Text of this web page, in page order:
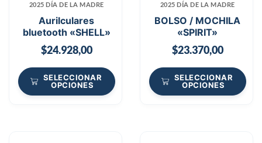
2025 DÍA DE LA MADRE
Aurilculares
bluetooth «SHELL»
$24.928,00
SELECCIONAR
OPCIONES
2025 DÍA DE LA MADRE
BOLSO / MOCHILA
«SPIRIT»
$23.370,00
SELECCIONAR
OPCIONES